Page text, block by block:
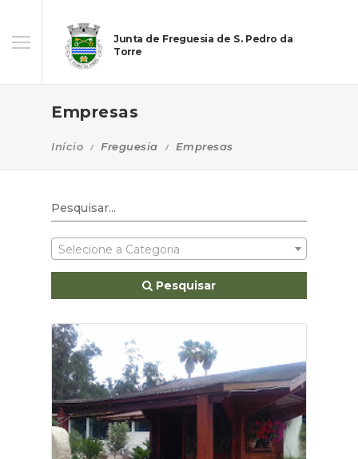
Junta de Freguesia de S. Pedro da
Torre
Empresas
Início Freguesia Empresas
Selecione a Categoria
Pesquisar